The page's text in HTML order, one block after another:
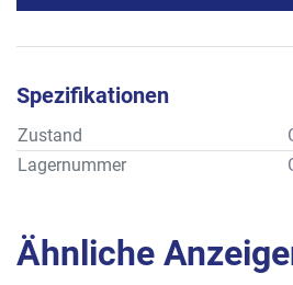
Spezifikationen
Zustand
Lagernummer
Ähnliche